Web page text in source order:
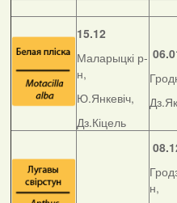
15.12
Маларыцкі р-
н,
Ю.Янкевіч,
Дз.Кіцель
н,